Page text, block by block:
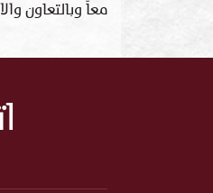
معاً وبالتعاون